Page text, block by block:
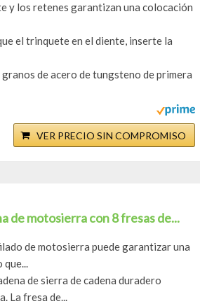
y los retenes garantizan una colocación
el trinquete en el diente, inserte la
de acero de tungsteno de primera
VER PRECIO SIN COMPROMISO
de motosierra con 8 fresas de...
de motosierra puede garantizar una
que...
de sierra de cadena duradero
La fresa de...